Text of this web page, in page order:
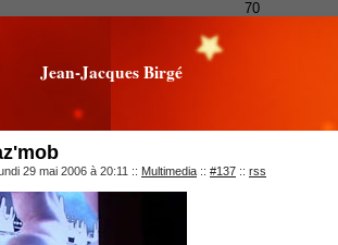
70
Jean-Jacques Birgé
29 mai 2006 à 20:11 :: Multimedia :: #137 :: rss